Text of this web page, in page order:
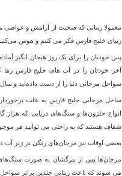
معمولا زمانی که صحبت از آرامش و غواصی
زبیای خلیج فارس فکر می کنیم و هوس می‌کنیم
پس خودتان را برای یک روز هیجان انگیز
آخر خودتان را در آب های خلیج فارس رها
سواحل مرجانی دنیا را از دست داده‌اید و
ساحل مرجانی خلیج فارس به علت
انواع حلزون‌ها و سنگ‌های دریایی که هراز
شفاف هستند که به راحتی می توانید هر موجود
بعضی اوقات نیز مرجان‌های رنگی در زیر آب
مرجان‌ها پس از مرگشان به صورت سنگ‌های
می شوند که باعث زیبایی چندین برابر